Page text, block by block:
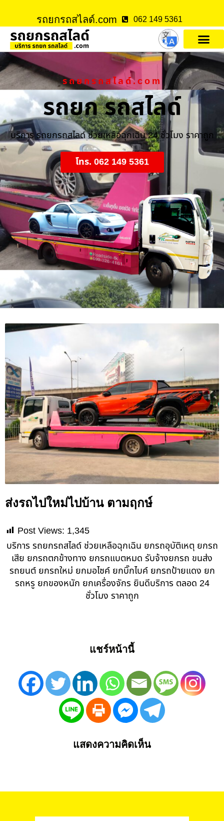
รถยกรถสไลด์.com 062 149 5361
รถยกรถสไลด์.com
รถยก รถสไลด์
บริการ รถยกรถสไลด์ ช่วยเหลือฉุกเฉิน 24 ชั่วโมง ราคาถูก
โทร. 062 149 5361
ส่งรถไปใหม่ไปบ้าน ตามฤกษ์
Post Views: 1,345
บริการ รถยกรถสไลด์ ช่วยเหลือฉุกเฉิน ยกรถอุบัติเหตุ ยกรถ
เสีย ยกรถตกข้างทาง ยกรถแบตหมด รับจ้างยกรถ ขนส่ง
รถยนต์ ยกรถใหม่ ยกมอไซค์ ยกบิ๊กไบค์ ยกรถป้ายแดง ยก
รถหรู ยกของหนัก ยกเครื่องจักร ยินดีบริการ ตลอด 24
ชั่วโมง ราคาถูก
แชร์หน้านี้
แสดงความคิดเห็น